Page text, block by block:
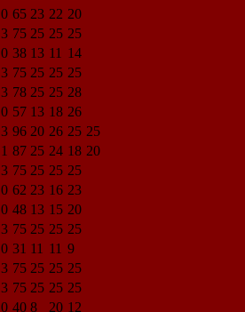
0 65 23 22 20
3 75 25 25 25
0 38 13 11 14
3 75 25 25 25
3 78 25 25 28
0 57 13 18 26
3 96 20 26 25 25
1 87 25 24 18 20
3 75 25 25 25
0 62 23 16 23
0 48 13 15 20
3 75 25 25 25
0 31 11 11 9
3 75 25 25 25
3 75 25 25 25
0 40 8 20 12